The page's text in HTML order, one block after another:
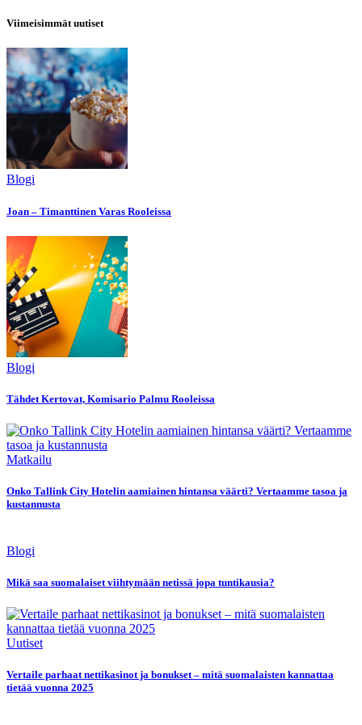
Viimeisimmät uutiset
Blogi
Joan – Timanttinen Varas Rooleissa
Blogi
Tähdet Kertovat, Komisario Palmu Rooleissa
Matkailu
Onko Tallink City Hotelin aamiainen hintansa väärti? Vertaamme tasoa ja
kustannusta
Blogi
Mikä saa suomalaiset viihtymään netissä jopa tuntikausia?
Uutiset
Vertaile parhaat nettikasinot ja bonukset – mitä suomalaisten kannattaa
tietää vuonna 2025